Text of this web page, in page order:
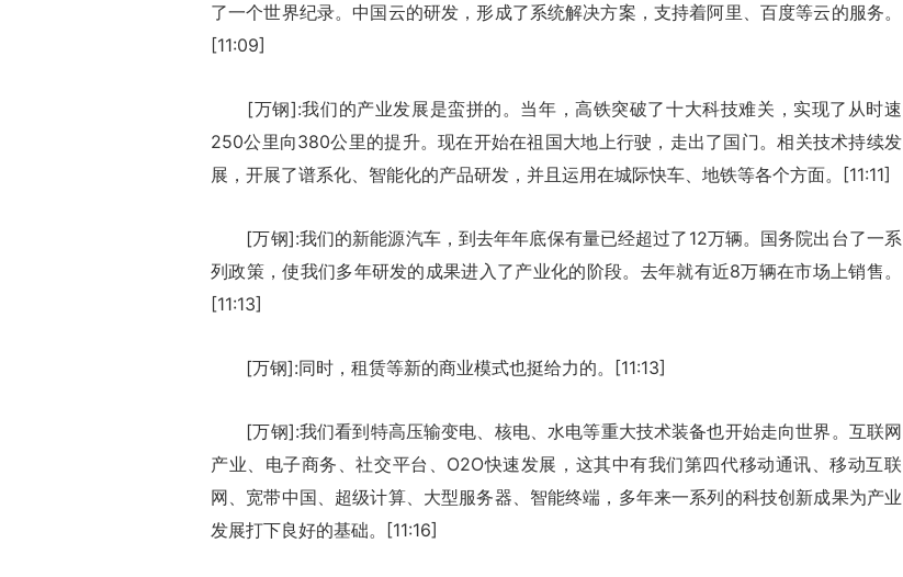
了一个世界纪录。中国云的研发，形成了系统解决方案，支持着阿里、百度等云的服务。
[11:09]
[万钢]:我们的产业发展是蛮拼的。当年，高铁突破了十大科技难关，实现了从时速
250公里向380公里的提升。现在开始在祖国大地上行驶，走出了国门。相关技术持续发
展，开展了谱系化、智能化的产品研发，并且运用在城际快车、地铁等各个方面。[11:11]
[万钢]:我们的新能源汽车，到去年年底保有量已经超过了12万辆。国务院出台了一系
列政策，使我们多年研发的成果进入了产业化的阶段。去年就有近8万辆在市场上销售。
[11:13]
[万钢]:同时，租赁等新的商业模式也挺给力的。[11:13]
[万钢]:我们看到特高压输变电、核电、水电等重大技术装备也开始走向世界。互联网
产业、电子商务、社交平台、O2O快速发展，这其中有我们第四代移动通讯、移动互联
网、宽带中国、超级计算、大型服务器、智能终端，多年来一系列的科技创新成果为产业
发展打下良好的基础。[11:16]